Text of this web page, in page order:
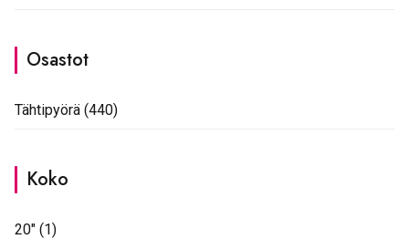
Osastot
Tähtipyörä (440)
Koko
20" (1)